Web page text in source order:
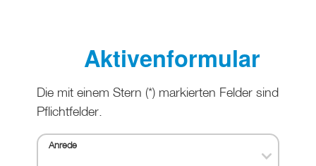
Aktivenformular
Die mit einem Stern (*) markierten Felder sind
Pflichtfelder.
Anrede